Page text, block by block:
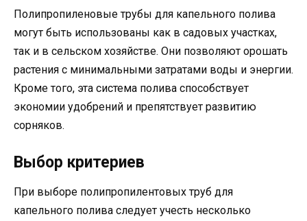
Полипропиленовые трубы для капельного полива
могут быть использованы как в садовых участках,
так и в сельском хозяйстве. Они позволяют орошать
растения с минимальными затратами воды и энергии.
Кроме того, эта система полива способствует
экономии удобрений и препятствует развитию
сорняков.
Выбор критериев
При выборе полипропилентовых труб для
капельного полива следует учесть несколько